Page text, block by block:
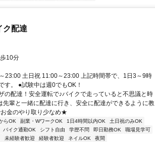
ク配達
10分
23:00 土日祝 11:00～23:00 上記時間帯で、1日3～9時
す。 ●試験中は週0でもOK！
の配達！安全運転で♪バイクで走っていると不思議と時
輩と一緒に配達に行き、安全に配達ができるように教
金のやり取り少なめ★
らOK 副業・WワークOK 1日4時間以内OK
土日祝のみOK
バイク通勤OK シフト自由 学歴不問 即日勤務OK
職場見学可
未経験者歓迎 経験者歓迎 ネイルOK 夜間